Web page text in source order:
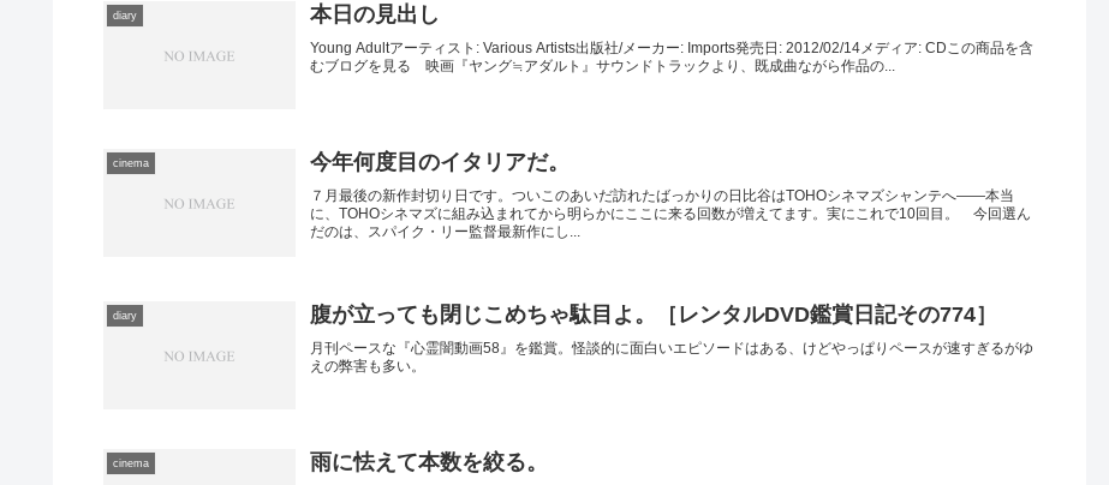
diary 本日の見出し
Young Adultアーティスト: Various Artists出版社/メーカー: Imports発売日: 2012/02/14メディア: CDこの商品を含
むブログを見る 映画『ヤング≒アダルト』サウンドトラックより、既成曲ながら作品の...
cinema 今年何度目のイタリアだ。
７月最後の新作封切り日です。ついこのあいだ訪れたばっかりの日比谷はTOHOシネマズシャンテへ――本当
に、TOHOシネマズに組み込まれてから明らかにここに来る回数が増えてます。実にこれで10回目。 今回選ん
だのは、スパイク・リー監督最新作にし...
diary 腹が立っても閉じこめちゃ駄目よ。［レンタルDVD鑑賞日記その774］
月刊ペースな『心霊闇動画58』を鑑賞。怪談的に面白いエピソードはある、けどやっぱりペースが速すぎるがゆ
えの弊害も多い。
cinema 雨に怯えて本数を絞る。